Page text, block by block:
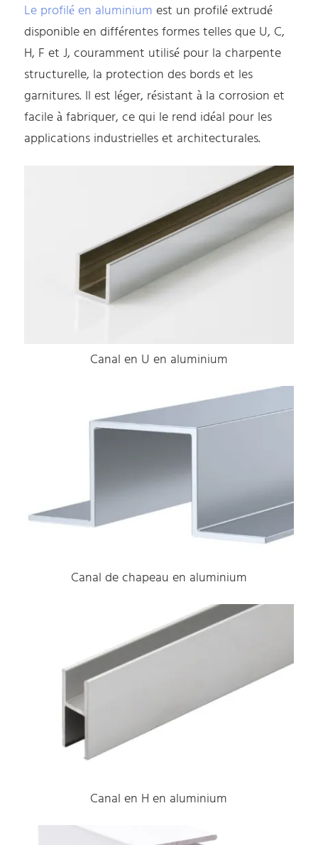
Le profilé en aluminium est un profilé extrudé
disponible en différentes formes telles que U, C,
H, F et J, couramment utilisé pour la charpente
structurelle, la protection des bords et les
garnitures. Il est léger, résistant à la corrosion et
facile à fabriquer, ce qui le rend idéal pour les
applications industrielles et architecturales.
Canal en U en aluminium
Canal de chapeau en aluminium
Canal en H en aluminium